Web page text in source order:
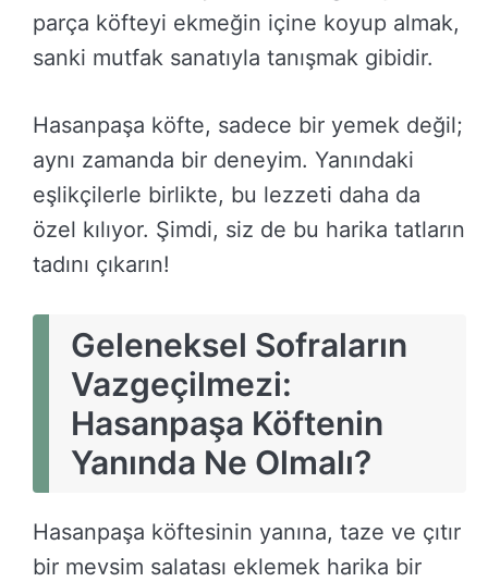
parça köfteyi ekmeğin içine koyup almak,
sanki mutfak sanatıyla tanışmak gibidir.
Hasanpaşa köfte, sadece bir yemek değil;
aynı zamanda bir deneyim. Yanındaki
eşlikçilerle birlikte, bu lezzeti daha da
özel kılıyor. Şimdi, siz de bu harika tatların
tadını çıkarın!
Geleneksel Sofraların
Vazgeçilmezi:
Hasanpaşa Köftenin
Yanında Ne Olmalı?
Hasanpaşa köftesinin yanına, taze ve çıtır
bir mevsim salatası eklemek harika bir